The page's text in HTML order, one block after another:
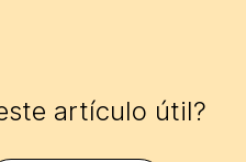
artículo útil?